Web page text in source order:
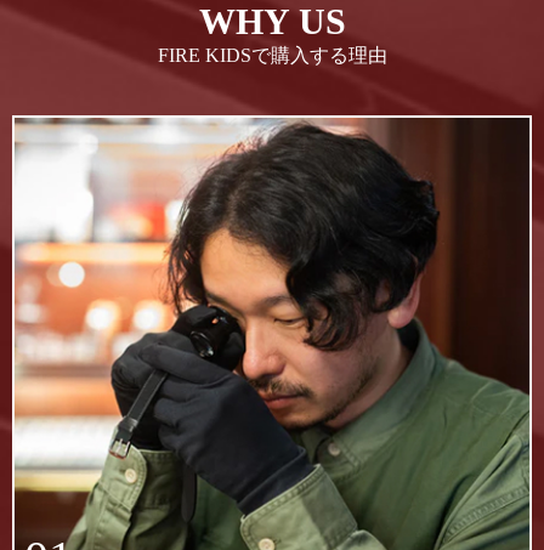
WHY US
FIRE KIDSで購入する理由